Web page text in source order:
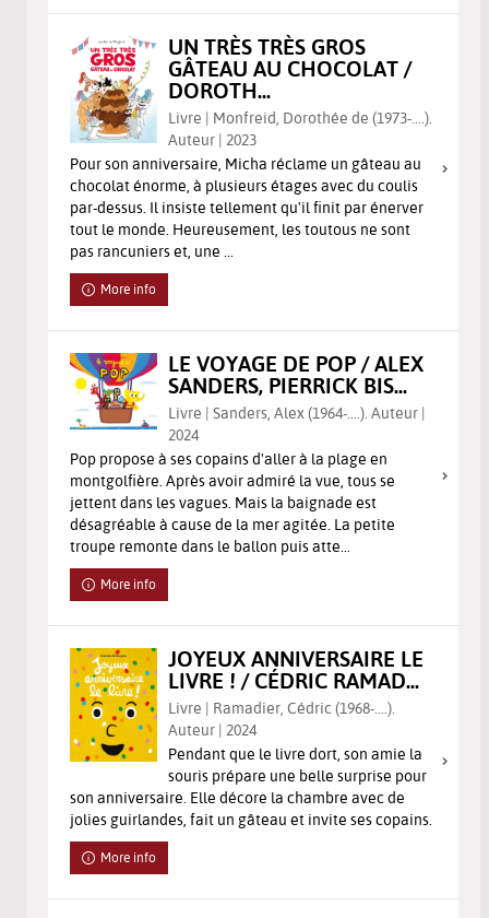
UN TRÈS TRÈS GROS
GÂTEAU AU CHOCOLAT /
DOROTH...
Livre | Monfreid, Dorothée de (1973-....).
Auteur | 2023
Pour son anniversaire, Micha réclame un gâteau au
chocolat énorme, à plusieurs étages avec du coulis
par-dessus. Il insiste tellement qu'il finit par énerver
tout le monde. Heureusement, les toutous ne sont
pas rancuniers et, une ...
More info
LE VOYAGE DE POP / ALEX
SANDERS, PIERRICK BIS...
Livre | Sanders, Alex (1964-....). Auteur |
2024
Pop propose à ses copains d'aller à la plage en
montgolfière. Après avoir admiré la vue, tous se
jettent dans les vagues. Mais la baignade est
désagréable à cause de la mer agitée. La petite
troupe remonte dans le ballon puis atte...
More info
JOYEUX ANNIVERSAIRE LE
LIVRE ! / CÉDRIC RAMAD...
Livre | Ramadier, Cédric (1968-....).
Auteur | 2024
Pendant que le livre dort, son amie la
souris prépare une belle surprise pour
son anniversaire. Elle décore la chambre avec de
jolies guirlandes, fait un gâteau et invite ses copains.
More info